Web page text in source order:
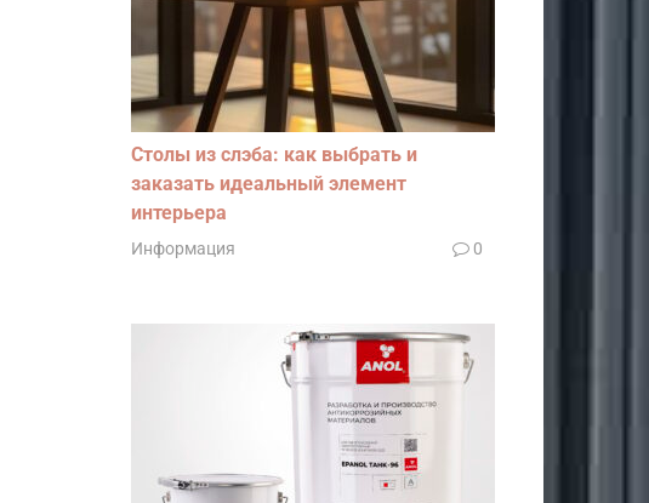
Столы из слэба: как выбрать и
заказать идеальный элемент
интерьера
Информация 0